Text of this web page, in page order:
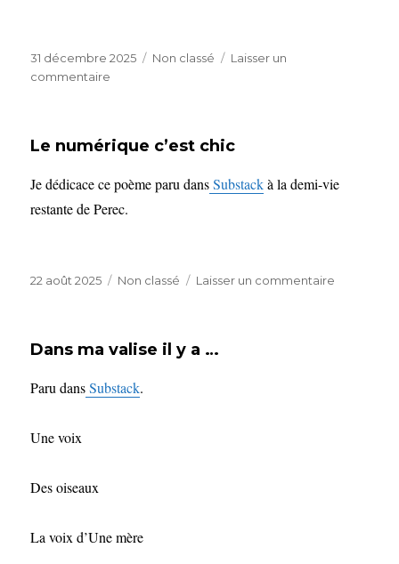
Publié
le
31 décembre 2025 Catégories
Non classé
Laisser un
commentaire
septembre
Le numérique c’est chic
Je dédicace ce poème paru dansSubstackà la demi-vie
restante de Perec.
Publié
22 août 2025 Catégories
Non classé Laisser un commentaire
Dans ma valise il y a …
Paru dansSubstack.
Une voix
Des oiseaux
La voix d’Une mère